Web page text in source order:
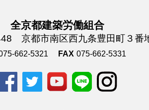
全京都建築労働組合
京都市南区西九条豊田町３番
662-5321 FAX 075-662-5331